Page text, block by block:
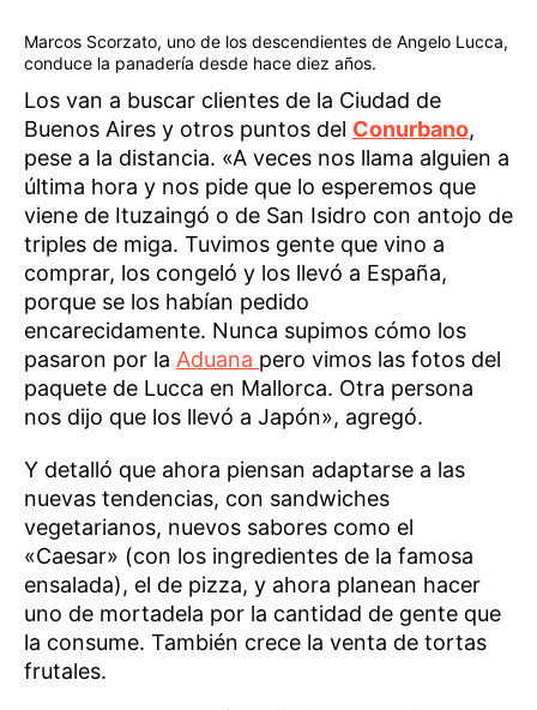
Marcos Scorzato, uno de los descendientes de Angelo Lucca,
conduce la panadería desde hace diez años.
Los van a buscar clientes de la Ciudad de
Buenos Aires y otros puntos del Conurbano,
pese a la distancia. «A veces nos llama alguien a
última hora y nos pide que lo esperemos que
viene de Ituzaingó o de San Isidro con antojo de
triples de miga. Tuvimos gente que vino a
comprar, los congeló y los llevó a España,
porque se los habían pedido
encarecidamente. Nunca supimos cómo los
pasaron por la Aduana pero vimos las fotos del
paquete de Lucca en Mallorca. Otra persona
nos dijo que los llevó a Japón», agregó.
Y detalló que ahora piensan adaptarse a las
nuevas tendencias, con sandwiches
vegetarianos, nuevos sabores como el
«Caesar» (con los ingredientes de la famosa
ensalada), el de pizza, y ahora planean hacer
uno de mortadela por la cantidad de gente que
la consume. También crece la venta de tortas
frutales.